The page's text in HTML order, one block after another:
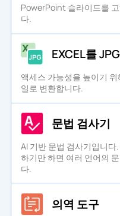
PowerPoint 슬라이드를
다.
EXCEL를
액세스 가능성을 높이기
일로 변환합니다.
문법 검사기
AI 기반 문법 검사기입니
하기만 하면 여러 언어의
다.
의역 도구